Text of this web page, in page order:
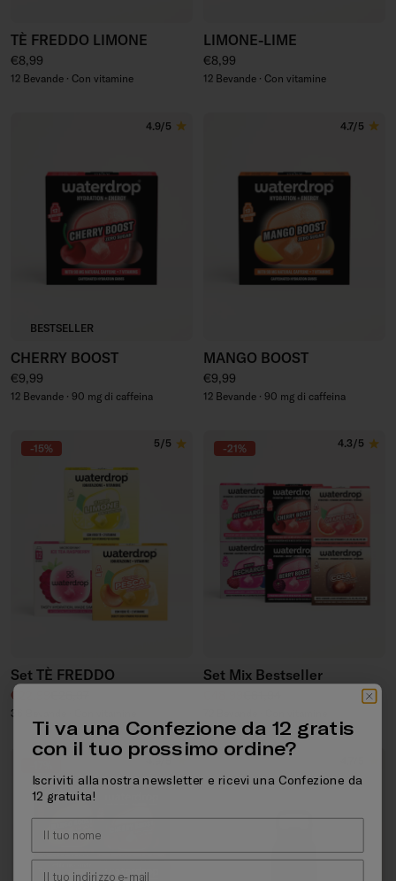
TÈ FREDDO LIMONE
Prezzo regolare
€8,99
12 Bevande · Con vitamine
LIMONE-LIME
Prezzo regolare
€8,99
12 Bevande · Con vitamine
BESTSELLER
4.9/5
CHERRY BOOST
Prezzo regolare
€9,99
12 Bevande · 90 mg di caffeina
4.7/5
MANGO BOOST
Prezzo regolare
€9,99
12 Bevande · 90 mg di caffeina
-15% 5/5
Set TÈ FREDDO
Prezzo di vendita
€22,99
36 Bevande · Con vitamine
-21% 4.3/5
Set Mix Bestseller
Ti va una Confezione da 12 gratis
con il tuo prossimo ordine?
Iscriviti alla nostra newsletter e ricevi una Confezione da
12 gratuita!